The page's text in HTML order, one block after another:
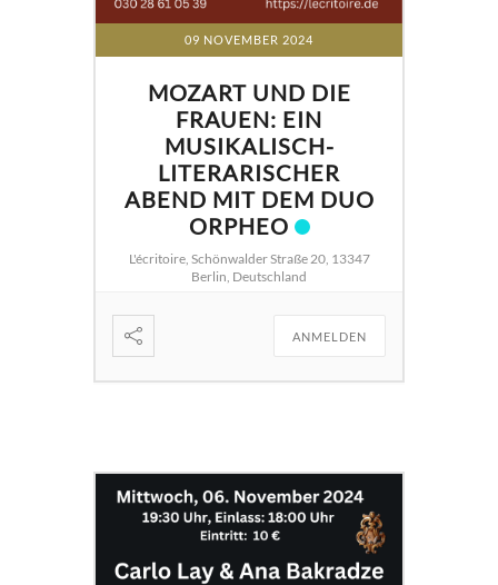
09 NOVEMBER 2024
MOZART UND DIE
FRAUEN: EIN
MUSIKALISCH-
LITERARISCHER
ABEND MIT DEM DUO
ORPHEO
L'écritoire, Schönwalder Straße 20, 13347
Berlin, Deutschland
ANMELDEN